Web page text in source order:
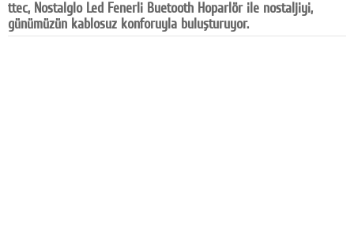
Facebook
ttec, Nostalglo Led Fenerli Buetooth Hoparlör ile nostaljiyi,
günümüzün kablosuz konforuyla buluşturuyor.